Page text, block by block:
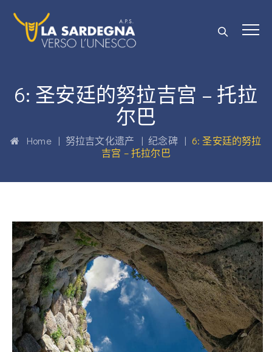
6: 圣安廷的努拉吉宫 – 托拉
尔巴
Home| 努拉吉文化遗产 |纪念碑| 6: 圣安廷的努拉
吉宫 – 托拉尔巴